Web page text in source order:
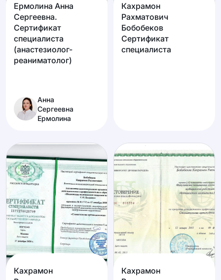
Ермолина Анна
Сергеевна.
Сертификат
специалиста
(анастезиолог-
реаниматолог)
Анна
Сергеевна
Ермолина
Кахрамон
Рахматович
Бобобеков
Сертификат
специалиста
Кахрамон
Кахрамон